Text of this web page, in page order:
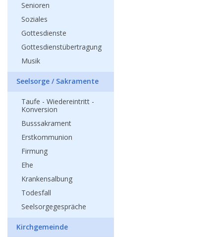
Senioren
Soziales
Gottesdienste
Gottesdienstübertragung
Musik
Seelsorge / Sakramente
Taufe - Wiedereintritt -
Konversion
Busssakrament
Erstkommunion
Firmung
Ehe
Krankensalbung
Todesfall
Seelsorgegespräche
Kirchgemeinde